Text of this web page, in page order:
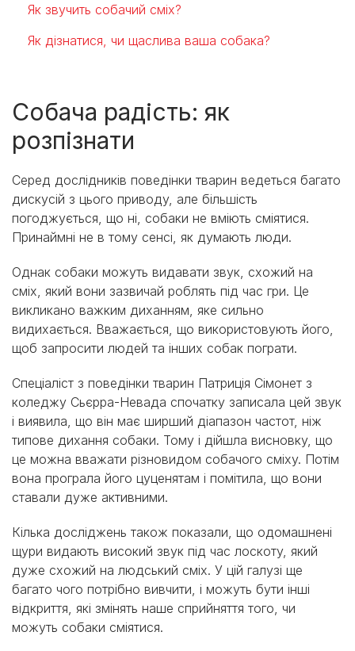
Як звучить собачий сміх?
Як дізнатися, чи щаслива ваша собака?
Собача радість: як
розпізнати
Серед дослідників поведінки тварин ведеться багато
дискусій з цього приводу, але більшість
погоджується, що ні, собаки не вміють сміятися.
Принаймні не в тому сенсі, як думають люди.
Однак собаки можуть видавати звук, схожий на
сміх, який вони зазвичай роблять під час гри. Це
викликано важким диханням, яке сильно
видихається. Вважається, що використовують його,
щоб запросити людей та інших собак пограти.
Спеціаліст з поведінки тварин Патриція Сімонет з
коледжу Сьєрра-Невада спочатку записала цей звук
і виявила, що він має ширший діапазон частот, ніж
типове дихання собаки. Тому і дійшла висновку, що
це можна вважати різновидом собачого сміху. Потім
вона програла його цуценятам і помітила, що вони
ставали дуже активними.
Кілька досліджень також показали, що одомашнені
щури видають високий звук під час лоскоту, який
дуже схожий на людський сміх. У цій галузі ще
багато чого потрібно вивчити, і можуть бути інші
відкриття, які змінять наше сприйняття того, чи
можуть собаки сміятися.